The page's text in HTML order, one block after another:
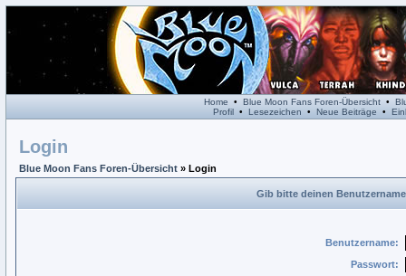
Home • Blue Moon Fans Foren-Übersicht•
Profil• Lesezeichen • Neue Beiträge •
Login
Blue Moon Fans Foren-Übersicht » Login
Gib bitte deinen
Benutzername:
Passwort: